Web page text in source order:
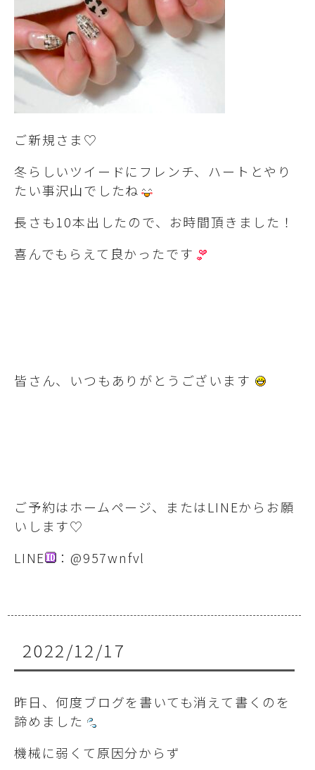
ご新規さま♡
冬らしいツイードにフレンチ、ハートとやり
たい事沢山でしたね
長さも10本出したので、お時間頂きました！
喜んでもらえて良かったです
皆さん、いつもありがとうございます
ご予約はホームページ、またはLINEからお願
いします♡
LINE
：@957wnfvl
2022/12/17
昨日、何度ブログを書いても消えて書くのを
諦めました
機械に弱くて原因分からず